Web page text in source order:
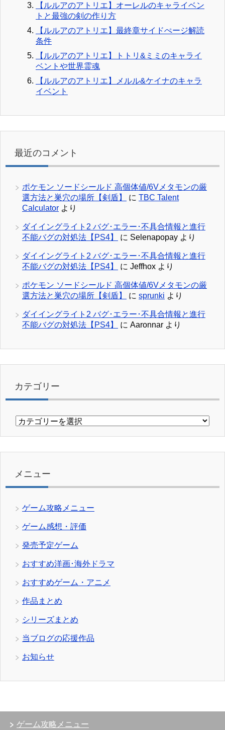
【ルルアのアトリエ】オーレルのキャライベン
トと最強の剣の作り方
【ルルアのアトリエ】最終章サイドぺージ解読
条件
【ルルアのアトリエ】トトリ&ミミのキャライ
ベントや世界霊魂
【ルルアのアトリエ】メルル&ケイナのキャラ
イベント
最近のコメント
ポケモン ソードシールド 高個体値/6Vメタモンの厳
選方法と巣穴の場所【剣盾】
に TBC Talent
Calculator より
ダイイングライト2 バグ･エラー･不具合情報と進行
不能バグの対処法【PS4】
に Selenapopay より
ダイイングライト2 バグ･エラー･不具合情報と進行
不能バグの対処法【PS4】
に Jeffhox より
ポケモン ソードシールド 高個体値/6Vメタモンの厳
選方法と巣穴の場所【剣盾】
に sprunki より
ダイイングライト2 バグ･エラー･不具合情報と進行
不能バグの対処法【PS4】
に Aaronnar より
カテゴリー
カ
リ
メニュー
ゲーム攻略メニュー
ゲーム感想・評価
発売予定ゲーム
おすすめ洋画･海外ドラマ
おすすめゲーム・アニメ
作品まとめ
シリーズまとめ
当ブログの応援作品
お知らせ
ゲーム攻略メニュー